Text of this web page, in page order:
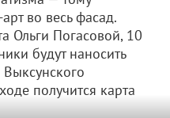
во весь фасад.
Ольги Погасовой, 10
будут наносить
получится карта